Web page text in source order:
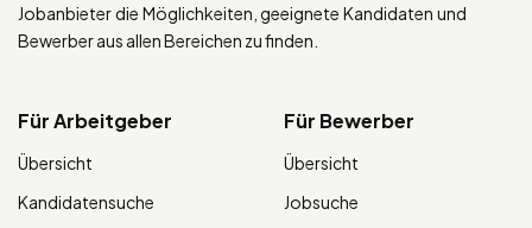
Jobanbieter die Möglichkeiten, geeignete Kandidaten und
Bewerber aus allen Bereichen zu finden.
Für Arbeitgeber
Übersicht
Kandidatensuche
Für Bewerber
Übersicht
Jobsuche